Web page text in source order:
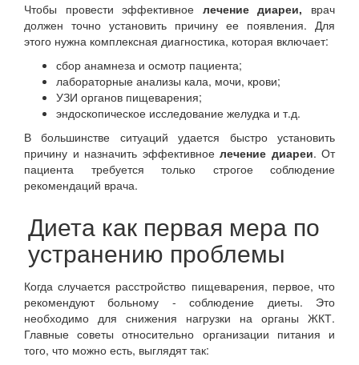
Чтобы провести эффективное лечение диареи, врач
должен точно установить причину ее появления. Для
этого нужна комплексная диагностика, которая включает:
сбор анамнеза и осмотр пациента;
лабораторные анализы кала, мочи, крови;
УЗИ органов пищеварения;
эндоскопическое исследование желудка и т.д.
В большинстве ситуаций удается быстро установить
причину и назначить эффективное лечение диареи. От
пациента требуется только строгое соблюдение
рекомендаций врача.
Диета как первая мера по
устранению проблемы
Когда случается расстройство пищеварения, первое, что
рекомендуют больному - соблюдение диеты. Это
необходимо для снижения нагрузки на органы ЖКТ.
Главные советы относительно организации питания и
того, что можно есть, выглядят так: